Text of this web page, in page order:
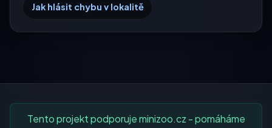
Jak hlásit chybu v lokalitě
Tento projekt podporuje minizoo.cz - pomáháme